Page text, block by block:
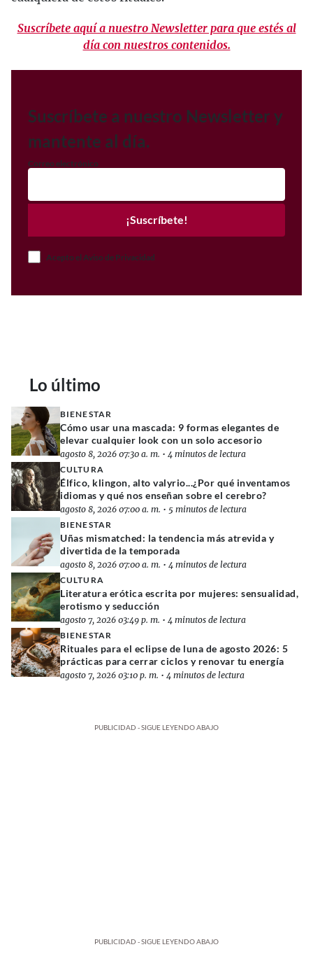
Suscríbete aquí a nuestro Newsletter para que estés al
día con nuestros contenidos.
Suscríbete a nuestro Newsletter y
mantente al día.
Correo electrónico
¡Suscríbete!
Acepto el Aviso de Privacidad
Lo último
BIENESTAR
Cómo usar una mascada: 9 formas elegantes de
elevar cualquier look con un solo accesorio
agosto 8, 2026 07:30 a. m. • 4 minutos de lectura
CULTURA
Élfico, klingon, alto valyrio...¿Por qué inventamos
idiomas y qué nos enseñan sobre el cerebro?
agosto 8, 2026 07:00 a. m. • 5 minutos de lectura
BIENESTAR
Uñas mismatched: la tendencia más atrevida y
divertida de la temporada
agosto 8, 2026 07:00 a. m. • 4 minutos de lectura
CULTURA
Literatura erótica escrita por mujeres: sensualidad,
erotismo y seducción
agosto 7, 2026 03:49 p. m. • 4 minutos de lectura
BIENESTAR
Rituales para el eclipse de luna de agosto 2026: 5
prácticas para cerrar ciclos y renovar tu energía
agosto 7, 2026 03:10 p. m. • 4 minutos de lectura
PUBLICIDAD - SIGUE LEYENDO ABAJO
PUBLICIDAD - SIGUE LEYENDO ABAJO